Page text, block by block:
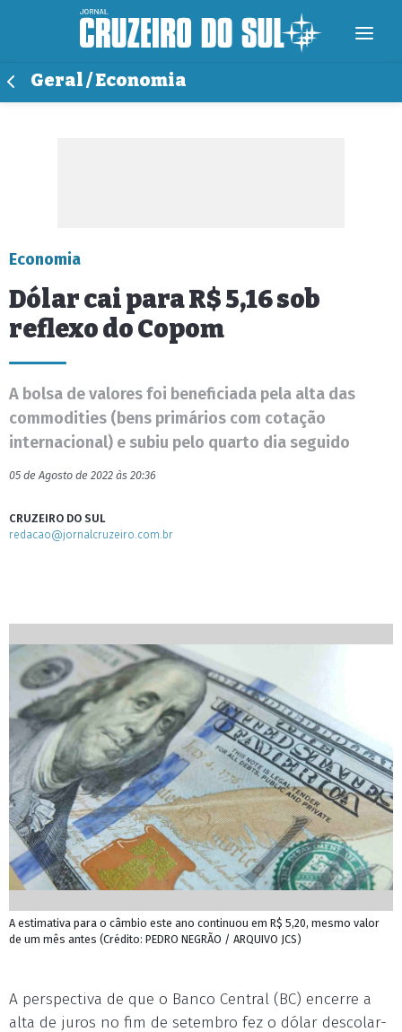
Geral / Economia
Economia
Dólar cai para R$ 5,16 sob
reflexo do Copom
A bolsa de valores foi beneficiada pela alta das
commodities (bens primários com cotação
internacional) e subiu pelo quarto dia seguido
05 de Agosto de 2022 às 20:36
CRUZEIRO DO SUL
redacao@jornalcruzeiro.com.br
A estimativa para o câmbio este ano continuou em R$ 5,20, mesmo valor
de um mês antes (Crédito: PEDRO NEGRÃO / ARQUIVO JCS)
A perspectiva de que o Banco Central (BC) encerre a
alta de juros no fim de setembro fez o dólar descolar-